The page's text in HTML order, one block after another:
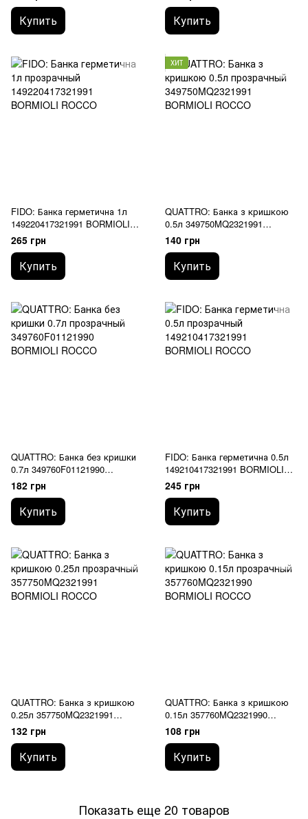
Купить Купить
FIDO: Банка герметична 1л
149220417321991 BORMIOLI
ROCCO
265 грн
Купить
ХИТ
QUATTRO: Банка з кришкою
0.5л 349750MQ2321991
BORMIOLI ROCCO
140 грн
Купить
QUATTRO: Банка без кришки
0.7л 349760F01121990
BORMIOLI ROCCO
182 грн
Купить
FIDO: Банка герметична 0.5л
149210417321991 BORMIOLI
ROCCO
245 грн
Купить
QUATTRO: Банка з кришкою
0.25л 357750MQ2321991
BORMIOLI ROCCO
132 грн
Купить
QUATTRO: Банка з кришкою
0.15л 357760MQ2321990
BORMIOLI ROCCO
108 грн
Купить
Показать еще 20 товаров